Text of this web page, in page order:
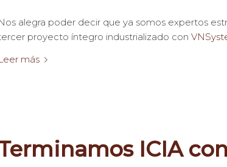
alegra poder decir que ya somos expertos
proyecto íntegro industrializado con
más
ICIA